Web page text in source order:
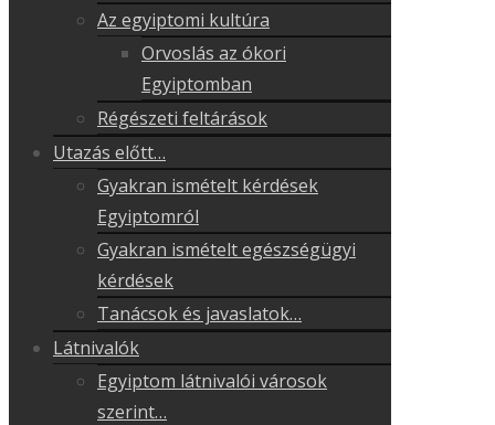
Az egyiptomi kultúra
Orvoslás az ókori
Egyiptomban
Régészeti feltárások
Utazás előtt…
Gyakran ismételt kérdések
Egyiptomról
Gyakran ismételt egészségügyi
kérdések
Tanácsok és javaslatok…
Látnivalók
Egyiptom látnivalói városok
szerint…